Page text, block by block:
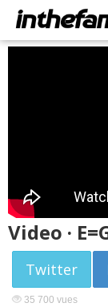
Video ·
Twitter
35 700 vues